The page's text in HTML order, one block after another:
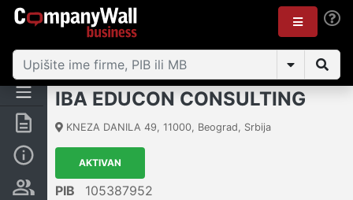
Rezime
Vlasnička struktura
IBA EDUCON CONSULTING
KNEZA DANILA 49, 11000, Beograd, Srbija
AKTIVAN
PIB
105387952